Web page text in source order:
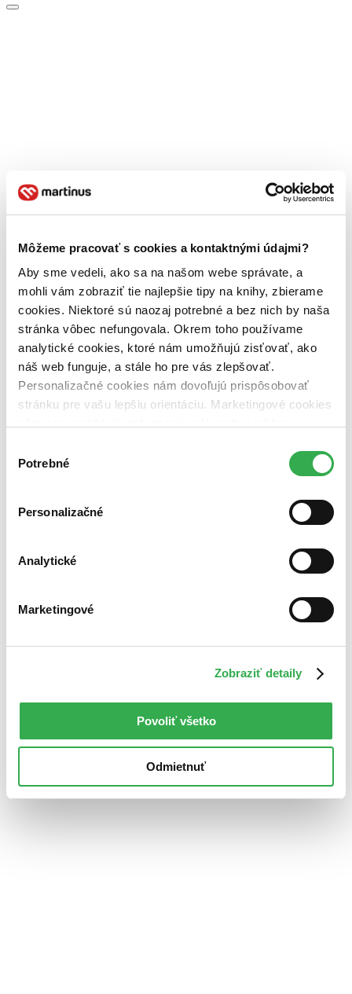
Môžeme pracovať s cookies a kontaktnými údajmi?
Aby sme vedeli, ako sa na našom webe správate, a
mohli vám zobraziť tie najlepšie tipy na knihy, zbierame
cookies. Niektoré sú naozaj potrebné a bez nich by naša
stránka vôbec nefungovala. Okrem toho používame
analytické cookies, ktoré nám umožňujú zisťovať, ako
náš web funguje, a stále ho pre vás zlepšovať.
Personalizačné cookies nám dovoľujú prispôsobovať
stránku pre vašu lepšiu orientáciu. Marketingové cookies
nám pomohlo, keby sme mohli používať všetky tieto
súhlasu
Potrebné
Personalizačné
Analytické
Marketingové
Zobraziť detaily
Povoliť všetko
Odmietnuť